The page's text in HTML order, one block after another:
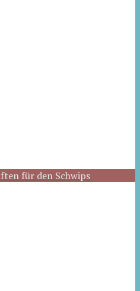
für den Schwips